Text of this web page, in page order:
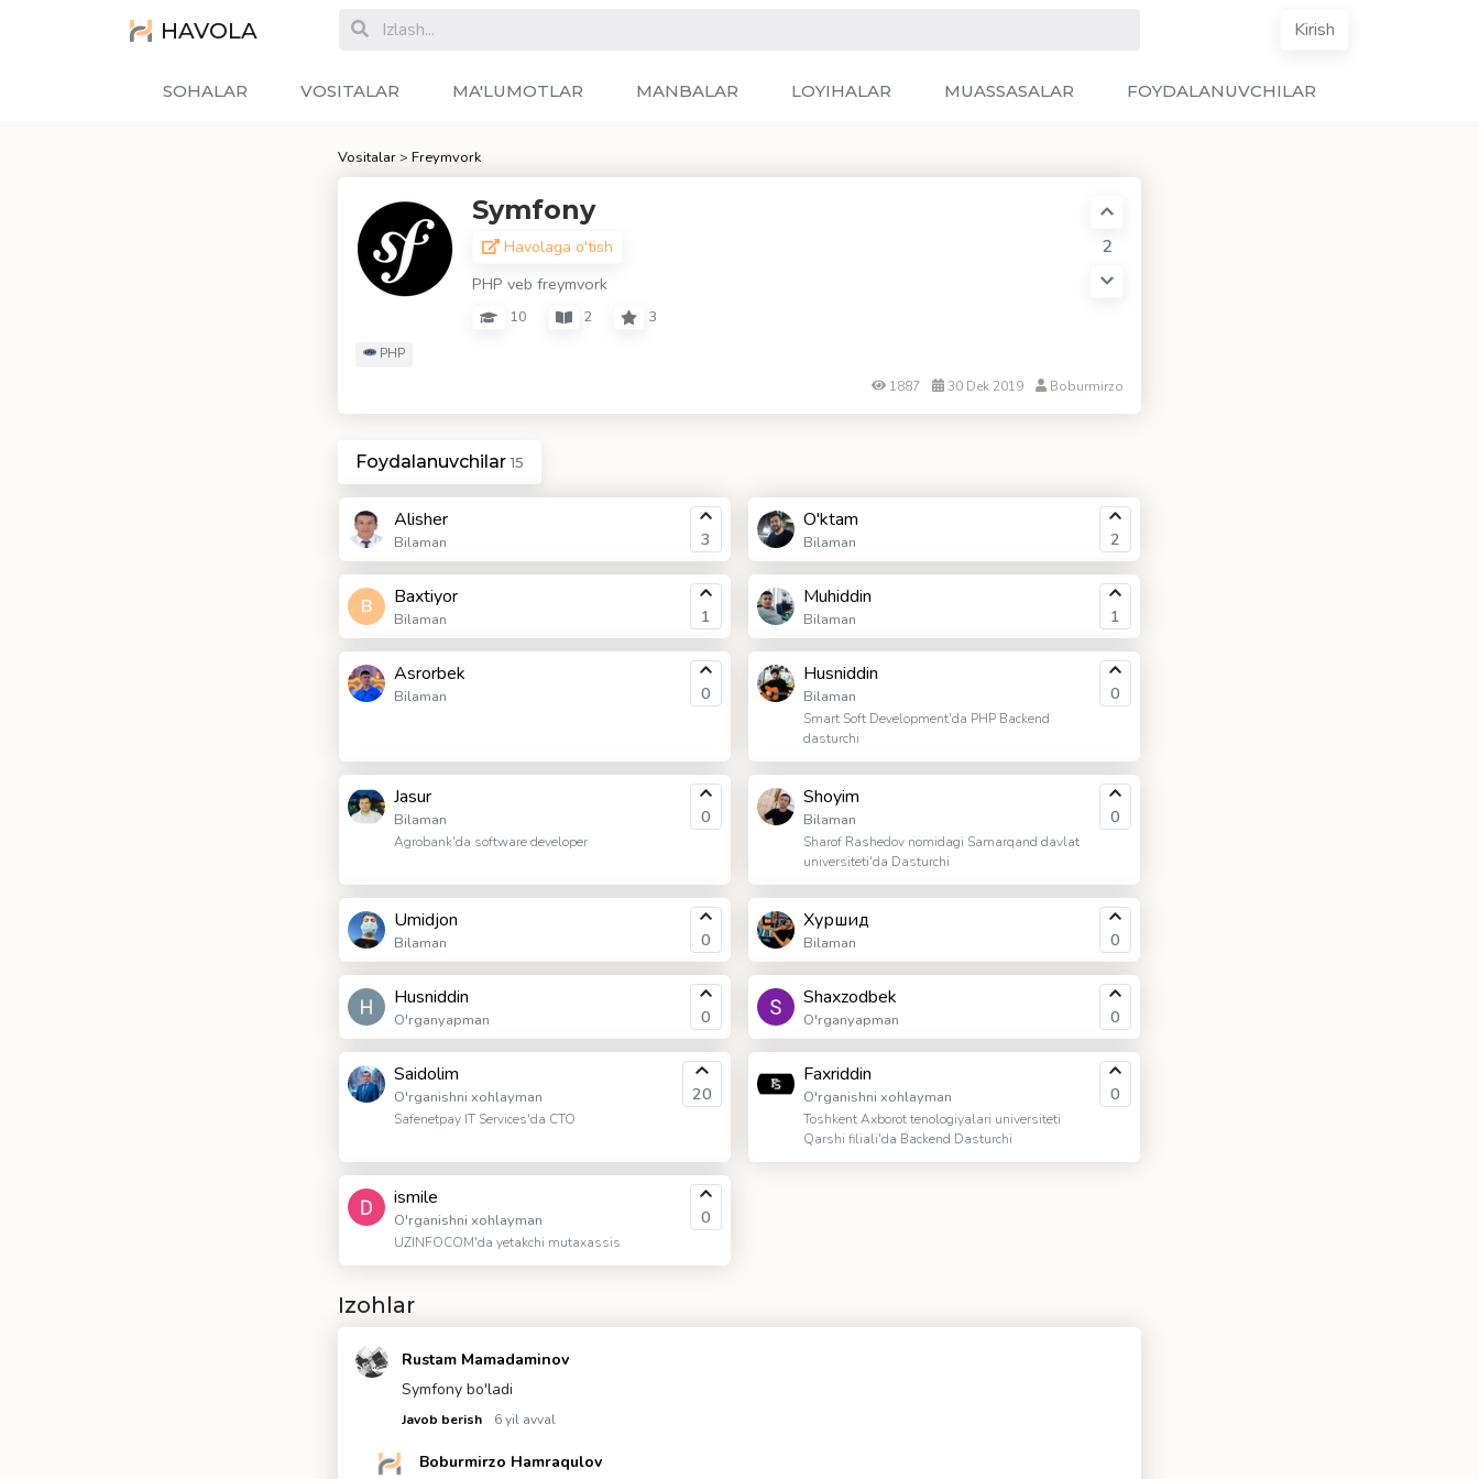
HAVOLA Kirish
SOHALAR VOSITALAR MA'LUMOTLAR MANBALAR LOYIHALAR MUASSASALAR FOYDALANUVCHILAR
Vositalar> Freymvork
Symfony
Havolaga o'tish
PHP veb freymvork
10 2 3
2
PHP
1887 30 Dek 2019 Boburmirzo
Foydalanuvchilar15
Alisher
Bilaman 3
O'ktam
Bilaman 2
B Baxtiyor
Bilaman 1
Muhiddin
Bilaman 1
Asrorbek
Bilaman 0
Husniddin
Bilaman
Smart Soft Development'da PHP Backend
dasturchi
0
Jasur
Bilaman
Agrobank'da software developer
0
Shoyim
Bilaman
Sharof Rashedov nomidagi Samarqand davlat
universiteti'da Dasturchi
0
Umidjon
Bilaman 0
Хуршид
Bilaman 0
Husniddin
O'rganyapman 0
Shaxzodbek
O'rganyapman 0
Saidolim
O'rganishni xohlayman
Safenetpay IT Services'da CTO
20
Faxriddin
O'rganishni xohlayman
Toshkent Axborot tenologiyalari universiteti
Qarshi filiali'da Backend Dasturchi
0
ismile
O'rganishni xohlayman
UZINFOCOM'da yetakchi mutaxassis
0
Izohlar
Rustam Mamadaminov
Symfony bo'ladi
Javob berish 6 yil avval
Boburmirzo Hamraqulov